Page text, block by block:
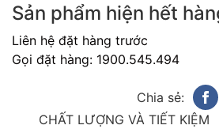
Sản phẩm hiện hết
Liên hệ đặt hàng trước
Gọi đặt hàng: 1900.545.494
Chia sẻ:
CHẤT LƯỢNG VÀ TIẾT KIỆM